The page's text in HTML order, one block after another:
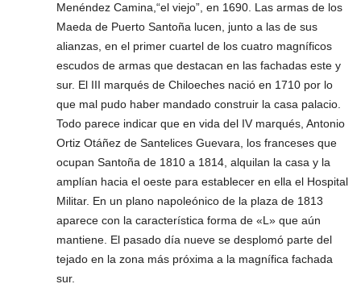
Menéndez Camina,“el viejo”, en 1690. Las armas de los
Maeda de Puerto Santoña lucen, junto a las de sus
alianzas, en el primer cuartel de los cuatro magníficos
escudos de armas que destacan en las fachadas este y
sur. El III marqués de Chiloeches nació en 1710 por lo
que mal pudo haber mandado construir la casa palacio.
Todo parece indicar que en vida del IV marqués, Antonio
Ortiz Otáñez de Santelices Guevara, los franceses que
ocupan Santoña de 1810 a 1814, alquilan la casa y la
amplían hacia el oeste para establecer en ella el Hospital
Militar. En un plano napoleónico de la plaza de 1813
aparece con la característica forma de «L» que aún
mantiene. El pasado día nueve se desplomó parte del
tejado en la zona más próxima a la magnífica fachada
sur.